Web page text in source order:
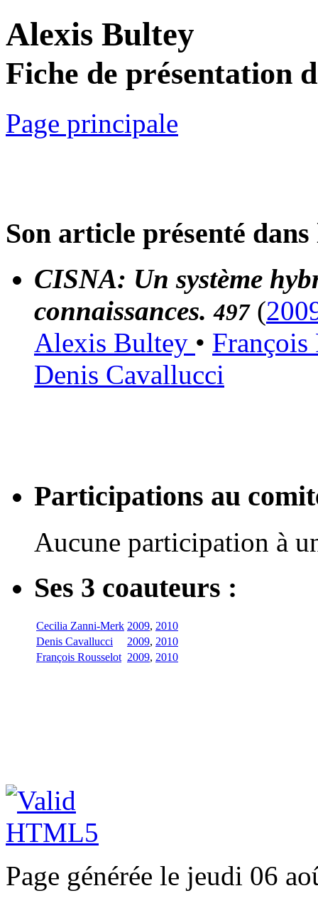
Alexis Bultey
Fiche de présentation
Page principale
Son article présenté
CISNA: Un système
connaissances.497(
Alexis Bultey •
Denis Cavallucci
Participations au
Aucune participation à
Ses 3 coauteurs :
Cecilia Zanni-Merk 2009, 2010
Denis Cavallucci
2009, 2010
François Rousselot 2009, 2010
Page générée le jeudi 06